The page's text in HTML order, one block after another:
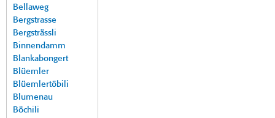
Bellaweg
Bergstrasse
Bergsträssli
Binnendamm
Blankabongert
Blüemler
Blüemlertöbili
Blumenau
Böchili